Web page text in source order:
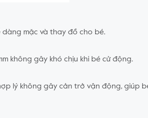
mặc và thay đồ cho bé.
không gây khó chịu khi bé cử động.
lý không gây cản trở vận động, giúp